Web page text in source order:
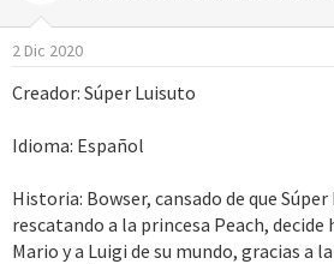
i
i
2 Dic 2020
Creador: Súper Luisuto
Idioma: Español
Historia: Bowser, cansado de que
rescatando a la princesa Peach, decide
Mario y a Luigi de su mundo, gracias a